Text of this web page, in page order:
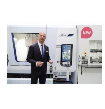
工件熱損傷風險並提升研磨品
質。